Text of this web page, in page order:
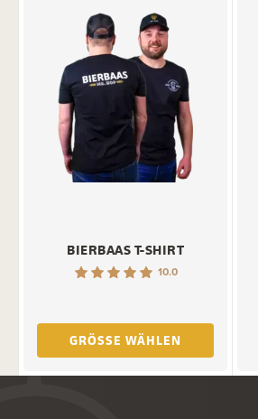
BIERBAAS T-SHIRT
10.0
GRÖSSE WÄHLEN